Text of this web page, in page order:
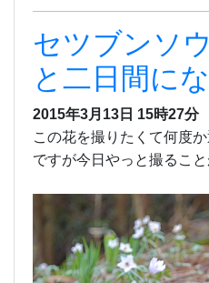
セツブンソ
と二日間に
2015年3月13日 15時27分
この花を撮りたくて何度
ですが今日やっと撮るこ